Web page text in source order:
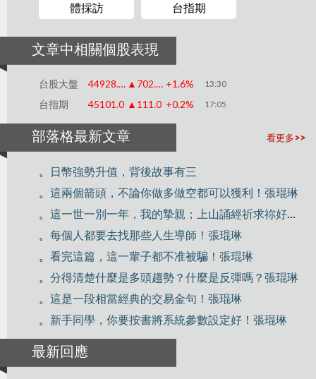
體採訪
台指期
文章中相關個股表現
台股大盤 44928.76 ▲702.85 +1.6% 13:30
台指期 45101.0 ▲111.0 +0.2% 17:05
看更多>>
部落格最新文章
。
日幣強勢升值，背後故事有三
。 這兩個箭頭，不論你做多做空都可以獲利！張琨琳
。 這一世一別一年，我的摯親；上山誦經祈求祢好好修行！
。 每個人都要去找那些人生導師！張琨琳
。 看完這篇，這一輩子都不准被騙！張琨琳
。 分得清楚什麼是多頭趨勢？什麼是反彈嗎？張琨琳
。 這是一段相當經典的交易金句！張琨琳
。 新手同學，你要按書將系統參數設定好！張琨琳
最新回應